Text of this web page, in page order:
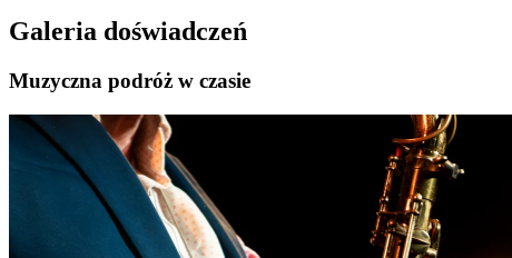
Galeria doświadczeń
Muzyczna podróż w czasie